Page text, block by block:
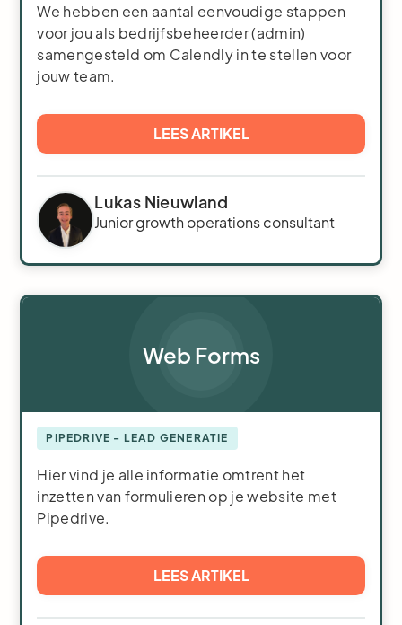
We hebben een aantal eenvoudige stappen
voor jou als bedrijfsbeheerder (admin)
samengesteld om Calendly in te stellen voor
jouw team.
LEES ARTIKEL
Lukas Nieuwland
Junior growth operations consultant
Web Forms
PIPEDRIVE - LEAD GENERATIE
Hier vind je alle informatie omtrent het
inzetten van formulieren op je website met
Pipedrive.
LEES ARTIKEL